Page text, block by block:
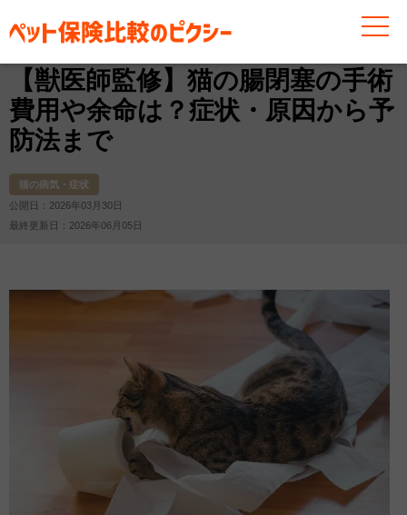
お役立ち情報 猫 猫の病気・症状 【獣医師監修】
【獣医師監修】猫の腸閉塞の手術
費用や余命は？症状・原因から予
防法まで
猫の病気・症状
公開日：2026年03月30日
最終更新日：2026年06月05日